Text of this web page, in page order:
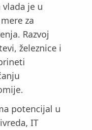
je u
za
Razvoj
železnice i
potencijal u
IT